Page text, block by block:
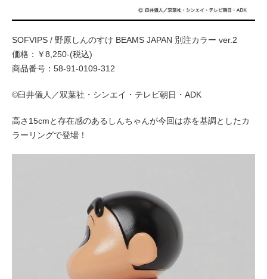
SOFVIPS / 野原しんのすけ BEAMS JAPAN 別注カラー ver.2
価格：￥8,250-(税込)
商品番号：58-91-0109-312
©臼井儀人／双葉社・シンエイ・テレビ朝日・ADK
高さ15cmと存在感のあるしんちゃんが今回は赤を基調としたカ
ラーリングで登場！